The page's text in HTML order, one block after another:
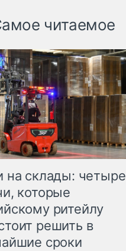
читаемое
на склады: четыре
которые
ритейлу
решить в
сроки